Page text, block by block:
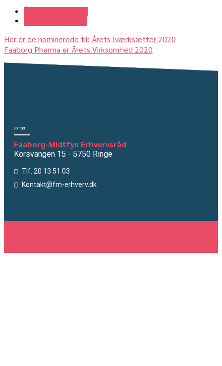
Her er de nominerede til: Årets Iværksætter 2020
Faaborg Pharma er Årets Virksomhed 2020
Kontakt
Faaborg-Midtfyn Erhvervsråd
Korsvangen 15 - 5750 Ringe
Tlf. 20 13 51 03
Kontakt@fm-erhverv.dk